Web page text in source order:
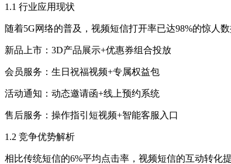
1.1 行业应用现状
随着5G网络的普及，视频短信打开率已达98%的惊人
新品上市：3D产品展示+优惠券组合投放
会员服务：生日祝福视频+专属权益包
活动通知：动态邀请函+线上预约系统
售后服务：操作指引短视频+智能客服入口
1.2 竞争优势解析
相比传统短信的6%平均点击率，视频短信的互动转化